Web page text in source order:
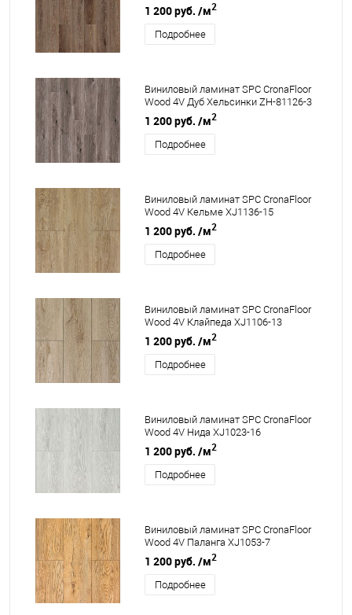
1 200 руб. /м2
Подробнее
Виниловый ламинат SPC CronaFloor
Wood 4V Дуб Хельсинки ZH-81126-3
1 200 руб. /м2
Подробнее
Виниловый ламинат SPC CronaFloor
Wood 4V Кельме XJ1136-15
1 200 руб. /м2
Подробнее
Виниловый ламинат SPC CronaFloor
Wood 4V Клайпеда XJ1106-13
1 200 руб. /м2
Подробнее
Виниловый ламинат SPC CronaFloor
Wood 4V Нида XJ1023-16
1 200 руб. /м2
Подробнее
Виниловый ламинат SPC CronaFloor
Wood 4V Паланга XJ1053-7
1 200 руб. /м2
Подробнее